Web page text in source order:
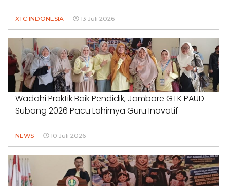
XTC INDONESIA 13 Juli 2026
Wadahi Praktik Baik Pendidik, Jambore GTK PAUD
Subang 2026 Pacu Lahirnya Guru Inovatif
NEWS 10 Juli 2026